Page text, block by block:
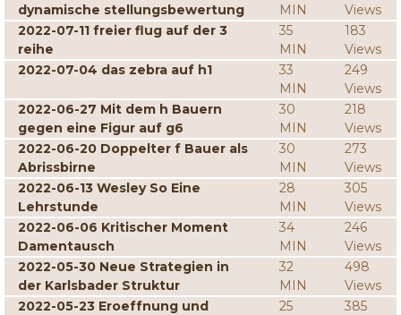
dynamische stellungsbewertung
MIN
Views
2022-07-11 freier flug auf der 3
reihe
35
MIN
183
Views
2022-07-04 das zebra auf h1
33
MIN
249
Views
2022-06-27 Mit dem h Bauern
gegen eine Figur auf g6
30
MIN
218
Views
2022-06-20 Doppelter f Bauer als
Abrissbirne
30
MIN
273
Views
2022-06-13 Wesley So Eine
Lehrstunde
28
MIN
305
Views
2022-06-06 Kritischer Moment
Damentausch
34
MIN
246
Views
2022-05-30 Neue Strategien in
der Karlsbader Struktur
32
MIN
498
Views
2022-05-23 Eroeffnung und
25
385